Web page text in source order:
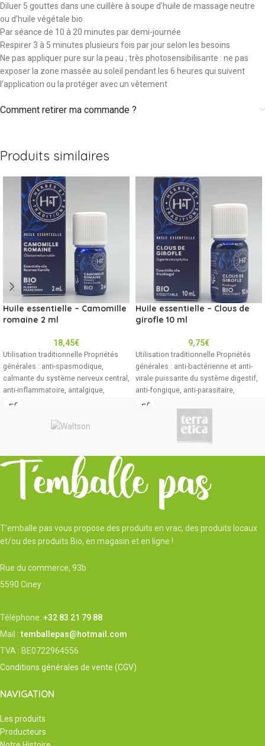
Diluer 5 gouttes dans une cuillère à soupe d’huile de massage neutre
ou d’huile végétale bio
Par séance de 10 à 20 minutes par demi-journée
Respirer 3 à 5 minutes plusieurs fois par jour selon les besoins
Ne pas appliquer pure sur la peau ; très photosensibilisante : ne pas
exposer la zone massée au soleil pendant les 6 heures qui suivent
l’application ou la protéger avec un vêtement
Comment retirer ma commande ?
Produits similaires
Huile essentielle – Camomille
romaine 2 ml
18,45€
Utilisation traditionnelle Propriétés
générales : anti-spasmodique,
calmante du système nerveux central,
anti-inflammatoire, antalgique,
analgésique pré-anesthésiante, anti-
cholagogue, anti-prurigineuse
Huile essentielle – Clous de
girofle 10 ml
9,75€
Utilisation traditionnelle Propriétés
générales : anti-bactérienne et anti-
virale puissante du système digestif,
anti-fongique, anti-parasitaire,
anesthésiante, tonique générale,
T'emballe pas vous propose des produits en vrac, des produits locaux
et/ou des produits Bio, en magasin et en ligne !
Rue du commerce, 93b
5590 Ciney
Téléphone: +32 83 21 79 88
Mail :temballepas@hotmail.com
TVA : BE0722964556
Conditions générales de vente (CGV)
NAVIGATION
Les produits
Producteurs